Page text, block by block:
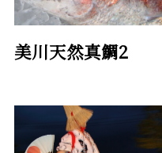
美川天然真鯛2